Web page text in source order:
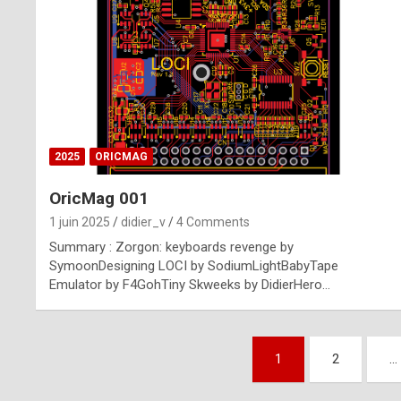
2025 ORICMAG
OricMag 001
1 juin 2025 didier_v 4 Comments
Summary : Zorgon: keyboards revenge by
SymoonDesigning LOCI by SodiumLightBabyTape
Emulator by F4GohTiny Skweeks by DidierHero…
1 2 …